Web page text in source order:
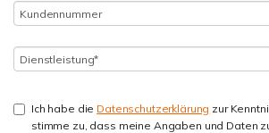
Ich habe die Datenschutzerklärung zur
stimme zu, dass meine Angaben und Daten